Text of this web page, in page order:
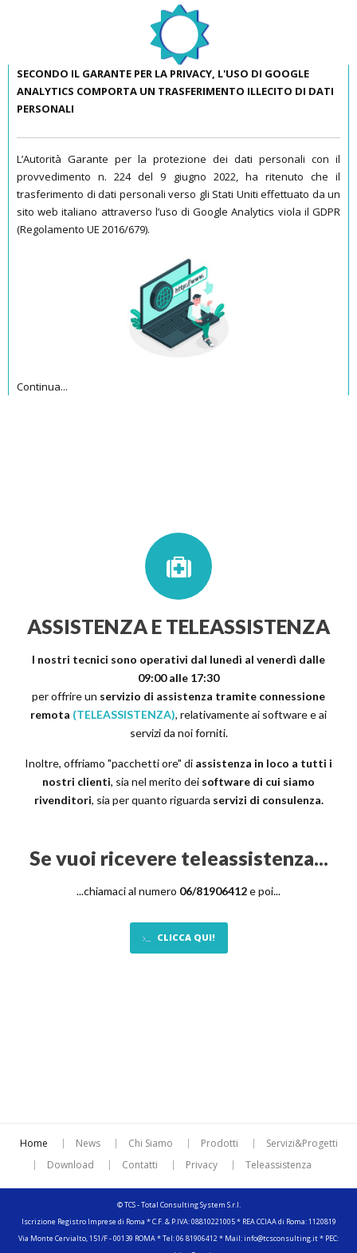
SECONDO IL GARANTE PER LA PRIVACY, L'USO DI GOOGLE
ANALYTICS COMPORTA UN TRASFERIMENTO ILLECITO DI DATI
PERSONALI
L’Autorità Garante per la protezione dei dati personali con il
provvedimento n. 224 del 9 giugno 2022, ha ritenuto che il
trasferimento di dati personali verso gli Stati Uniti effettuato da un
sito web italiano attraverso l’uso di Google Analytics viola il GDPR
(Regolamento UE 2016/679).
Continua...
ASSISTENZA E TELEASSISTENZA
I nostri tecnici sono operativi dal lunedì al venerdì dalle
09:00 alle 17:30
per offrire un servizio di assistenza tramite connessione
remota (TELEASSISTENZA), relativamente ai software e ai
servizi da noi forniti.
Inoltre, offriamo "pacchetti ore" di assistenza in loco a tutti i
nostri clienti, sia nel merito dei software di cui siamo
rivenditori, sia per quanto riguarda servizi di consulenza.
Se vuoi ricevere teleassistenza...
...chiamaci al numero 06/81906412e poi...
CLICCA QUI!
Home News Chi Siamo Prodotti
Servizi&Progetti
Download
Contatti Privacy Teleassistenza
© TCS - Total Consulting System S.r.l.
Iscrizione Registro Imprese di Roma * C.F. & P.IVA: 08810221005 * REA CCIAA di Roma: 1120819
Via Monte Cervialto, 151/F - 00139 ROMA * Tel: 06 81906412 * Mail: info@tcsconsulting.it * PEC: